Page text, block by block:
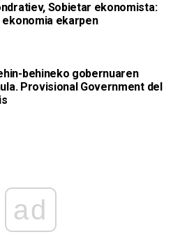
Sobietar ekonomista:
ekarpen
behineko gobernuaren
Provisional Government del
ad